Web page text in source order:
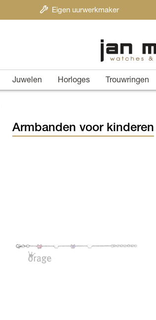
Eigen uurwerkmaker
Juwelen Horloges Trouwringen
Armbanden voor kinderen